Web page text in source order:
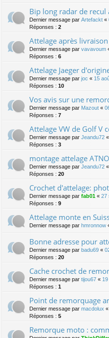
Bip long radar de recul
Dernier message par Artefackt «
Réponses : 2
Attelage après
Dernier message par vavavoum
Réponses : 6
Attelage Jaeger
Dernier message par joc « 15
Réponses : 10
Vos avis sur une
Dernier message par Mazout «
Réponses : 7
Attelage VW de Golf V
Dernier message par Jeandu72 «
Réponses : 3
montage attelage
Dernier message par Jeandu72 «
Réponses : 20
Crochet d'attelage:
Dernier message par fab01 « 27
Réponses : 9
Attelage monte en
Dernier message par hmronnow
Bonne adresse pour
Dernier message par badu69 «
Réponses : 20
Cache crochet de
Dernier message par tijou67 «
Réponses : 1
Point de remorquage
Dernier message par macdolux «
Réponses : 5
Remorque moto :